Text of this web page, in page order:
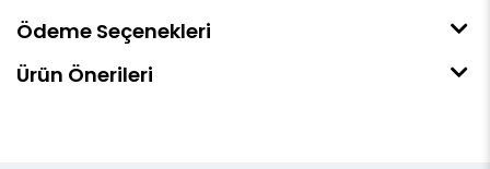
Ödeme Seçenekleri
Ürün Önerileri